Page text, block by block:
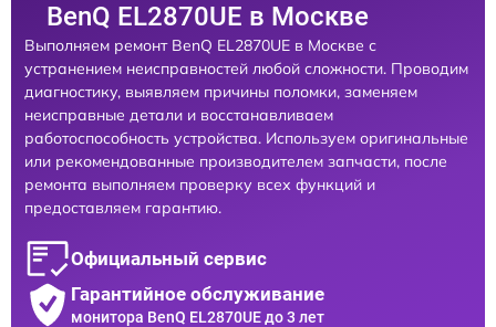
BenQ EL2870UE в Москве
Выполняем ремонт BenQ EL2870UE в Москве с
устранением неисправностей любой сложности. Проводим
диагностику, выявляем причины поломки, заменяем
неисправные детали и восстанавливаем
работоспособность устройства. Используем оригинальные
или рекомендованные производителем запчасти, после
ремонта выполняем проверку всех функций и
предоставляем гарантию.
Официальный сервис
Гарантийное обслуживание
монитора BenQ EL2870UE до 3 лет